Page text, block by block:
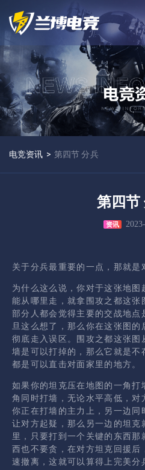
电竞资讯 > 第四节 分兵
第四节
资讯
关于分兵最重要的一点，那就是
为什么这么说，你对于这张地图
能从哪里走，就拿围攻之都这张
部分人都会觉得主要的交战地点
旦这么想了，那么你在这张图
彻底走入误区。围攻之都这张图
墙是可以打掉的，那么它就是不
都是可以直击对面家里的地方。
如果你的坦克压在地图的一角打
角同时打墙，无论水平高低，对
你正在打墙的主力上，另一边同
让对方起疑，那么另一边的坦克
里，只要打到一个关键的东西那
西也不要贪，在对方坦克回援后
速撤离，这就可以算得上完美分